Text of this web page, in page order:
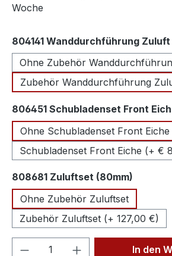
Woche
804141 Wanddurchführung Zuluft
Ohne Zubehör
Zubehör Wanddurchführung
806451 Schubladenset Front
Ohne Schubladenset Front Eiche
Schubladenset Front Eiche (+ €
808681 Zuluftset (80mm)
Ohne Zubehör Zuluftset
Zubehör Zuluftset (+ 127,00 €)
Produkt Anzahl: GibIn den